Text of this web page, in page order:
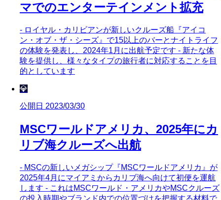
マでのエンターテインメント拡充
- ロイヤル・カリビアンが新しいクルーズ船『アイコ
ン・オブ・ザ・シーズ』で15以上のバーとナイトライフ
の体験を発表し、2024年1月に出航予定です - 新たな体
験を提供し、様々なタイプの旅行者に対応することを目
的としています
💎
公開日 2023/03/30
MSCワールドアメリカ、2025年にカ
リブ海クルーズへ出航
- MSCの新しいメガシップ『MSCワールドアメリカ』が
2025年4月にマイアミからカリブ海へ向けて初便を運航
します - これはMSCワールド・アメリカやMSCクルーズ
の投入時期やブランド内での位置づけを把握する材料で